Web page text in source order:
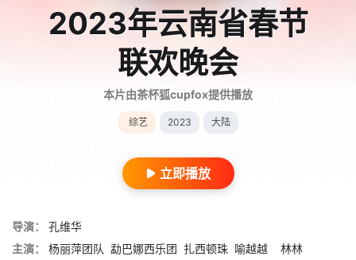
2023年云南省春节
联欢晚会
本片由茶杯狐cupfox提供播放
综艺 2023 大陆
立即播放
导演：
孔维华
主演：
杨丽萍团队 勐巴娜西乐团 扎西顿珠 喻越越
林林